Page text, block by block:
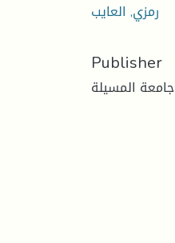
رمزي, العايب
Publisher
جامعة المسيلة